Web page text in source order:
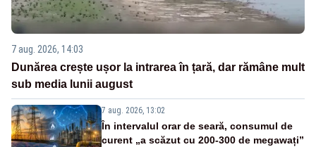
7 aug. 2026, 14:03
Dunărea crește ușor la intrarea în țară, dar rămâne mult
sub media lunii august
7 aug. 2026, 13:02
În intervalul orar de seară, consumul de
curent „a scăzut cu 200-300 de megawați”